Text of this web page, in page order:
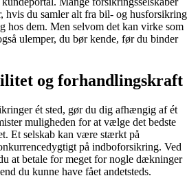
hvis du samler alt fra bil- og husforsikring
hos dem. Men selvom det kan virke som
ulemper, du bør kende, før du binder
og forhandlingskraft
ét sted, gør du dig afhængig af ét
muligheden for at vælge det bedste
Et selskab kan være stærkt på
på indboforsikring. Ved
at betale for meget for nogle dækninger
du kunne have fået andetsteds.